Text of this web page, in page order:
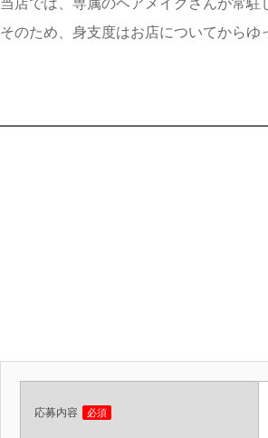
当店では、専属のヘアメイクさんが常駐
そのため、身支度はお店についてからゆ
応募内容 必須